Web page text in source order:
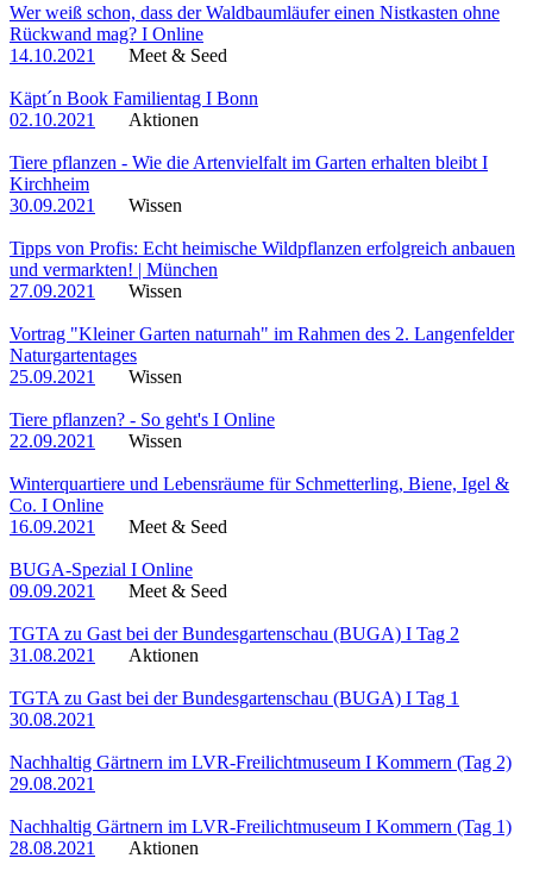
Wer weiß schon, dass der Waldbaumläufer einen Nistkasten ohne
Rückwand mag? I Online
14.10.2021
Meet & Seed
Käpt´n Book Familientag I Bonn
02.10.2021
Aktionen
Tiere pflanzen - Wie die Artenvielfalt im Garten erhalten bleibt I
Kirchheim
30.09.2021
Wissen
Tipps von Profis: Echt heimische Wildpflanzen erfolgreich anbauen
und vermarkten! | München
27.09.2021
Wissen
Vortrag "Kleiner Garten naturnah" im Rahmen des 2. Langenfelder
Naturgartentages
25.09.2021
Wissen
Tiere pflanzen? - So geht's I Online
22.09.2021
Wissen
Winterquartiere und Lebensräume für Schmetterling, Biene, Igel &
Co. I Online
16.09.2021
Meet & Seed
BUGA-Spezial I Online
09.09.2021
Meet & Seed
TGTA zu Gast bei der Bundesgartenschau (BUGA) I Tag 2
31.08.2021
Aktionen
TGTA zu Gast bei der Bundesgartenschau (BUGA) I Tag 1
30.08.2021
Nachhaltig Gärtnern im LVR-Freilichtmuseum I Kommern (Tag 2)
29.08.2021
Nachhaltig Gärtnern im LVR-Freilichtmuseum I Kommern (Tag 1)
28.08.2021
Aktionen